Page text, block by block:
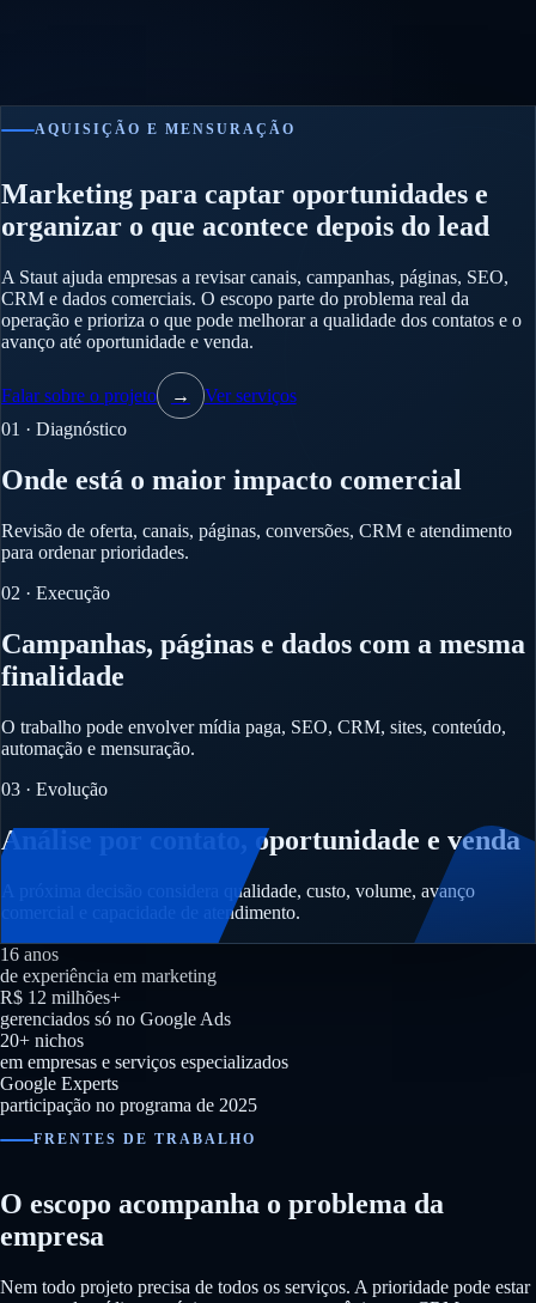
AQUISIÇÃO E MENSURAÇÃO
Marketing para captar oportunidades e
organizar o que acontece depois do lead
A Staut ajuda empresas a revisar canais, campanhas, páginas, SEO,
CRM e dados comerciais. O escopo parte do problema real da
operação e prioriza o que pode melhorar a qualidade dos contatos e o
avanço até oportunidade e venda.
Falar sobre o projeto →
Ver serviços
01 · Diagnóstico
Onde está o maior impacto comercial
Revisão de oferta, canais, páginas, conversões, CRM e atendimento
para ordenar prioridades.
02 · Execução
Campanhas, páginas e dados com a mesma
finalidade
O trabalho pode envolver mídia paga, SEO, CRM, sites, conteúdo,
automação e mensuração.
03 · Evolução
Análise por contato, oportunidade e venda
A próxima decisão considera qualidade, custo, volume, avanço
comercial e capacidade de atendimento.
16 anos
de experiência em marketing
R$ 12 milhões+
gerenciados só no Google Ads
20+ nichos
em empresas e serviços especializados
Google Experts
participação no programa de 2025
FRENTES DE TRABALHO
O escopo acompanha o problema da
empresa
Nem todo projeto precisa de todos os serviços. A prioridade pode estar